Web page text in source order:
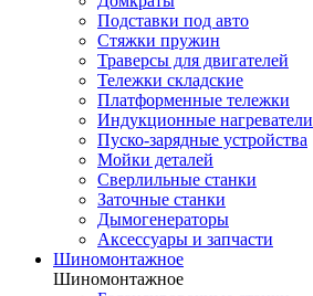
Подставки под авто
Стяжки пружин
Траверсы для двигателей
Тележки складские
Платформенные тележки
Индукционные нагреватели
Пуско-зарядные устройства
Мойки деталей
Сверлильные станки
Заточные станки
Дымогенераторы
Аксессуары и запчасти
Шиномонтажное
Шиномонтажное